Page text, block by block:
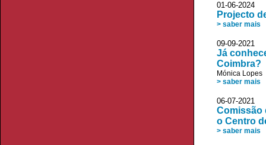
01-06-
Projecto
> saber mais
09-09-
Já
Coimbra?
Mónica Lopes
> saber mais
06-07-
Comissão
o Centro
> saber mais